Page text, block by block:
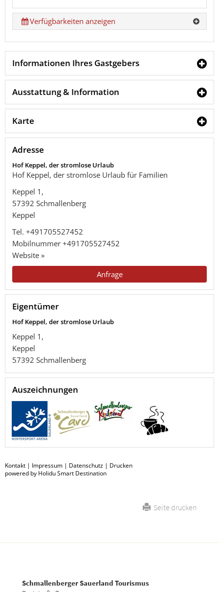
Verfügbarkeiten anzeigen
Informationen Ihres Gastgebers
Ausstattung & Information
Karte
Adresse
Hof Keppel, der stromlose Urlaub
Hof Keppel, der stromlose Urlaub für Familien
Keppel 1,
57392 Schmallenberg
Keppel
Tel. +491705527452
Mobilnummer +491705527452
Website »
Anfrage
Eigentümer
Hof Keppel, der stromlose Urlaub
Keppel 1,
Keppel
57392 Schmallenberg
Auszeichnungen
Kontakt | Impressum | Datenschutz | Drucken
powered by Holidu Smart Destination
Seite drucken
Schmallenberger Sauerland Tourismus